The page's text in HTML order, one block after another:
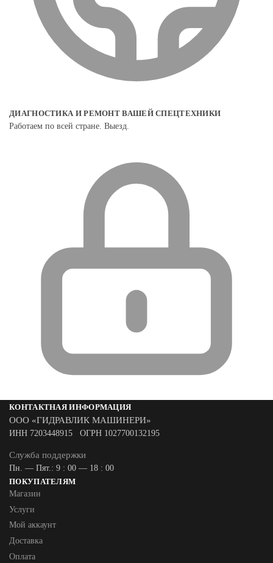
ДИАГНОСТИКА И РЕМОНТ ВАШЕЙ СПЕЦТЕХНИКИ
Работаем по всей стране. Выезд.
КОНТАКТНАЯ ИНФОРМАЦИЯ
ООО «ГИДРАВЛИК МАШИНЕРИ»
ИНН 7203448915 ОГРН 1027700132195
Служба поддержки
Пн. — Пят.: 9 : 00 — 18 : 00
ПОКУПАТЕЛЯМ
Магазин
Услуги
Мой аккаунт
Доставка
Оплата